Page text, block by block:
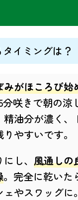
イミングは？
がほころび始
咲きで朝の涼
油分が濃く、
やすいです。
し、 風通しの
。完全に乾いた
やスワッグに